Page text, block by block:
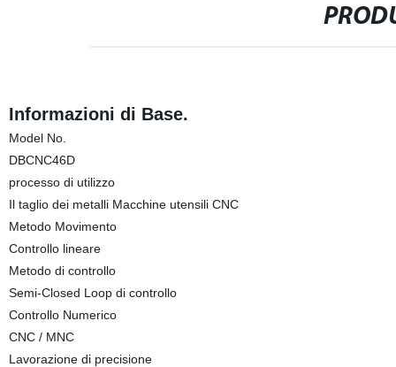
Informazioni di Base.
Model No.
DBCNC46D
processo di utilizzo
Il taglio dei metalli Macchine utensili CNC
Metodo Movimento
Controllo lineare
Metodo di controllo
Semi-Closed Loop di controllo
Controllo Numerico
CNC / MNC
Lavorazione di precisione